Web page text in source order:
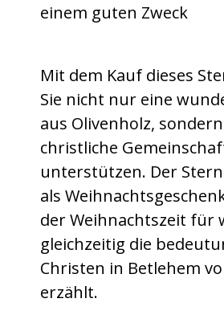
einem guten Zweck
Mit dem Kauf dieses
Sie nicht nur eine
aus Olivenholz,
christliche
unterstützen. Der
als
der Weihnachtszeit für
gleichzeitig die
Christen in Betlehem
erzählt.